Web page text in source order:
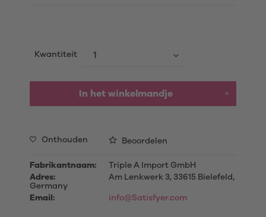
Kwantiteit
In het winkelmandje
Onthouden Beoordelen
Fabrikantnaam:
Triple A Import GmbH
Adres:
Am Lenkwerk 3, 33615 Bielefeld,
Germany
Email:
info@Satisfyer.com